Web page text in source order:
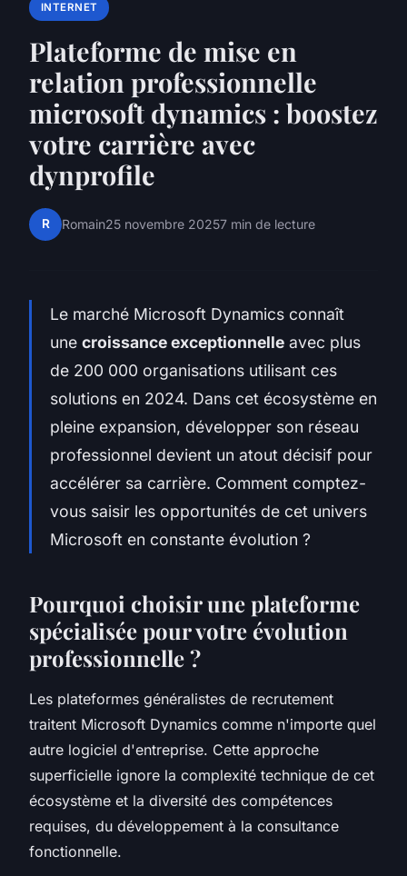
INTERNET
Plateforme de mise en
relation professionnelle
microsoft dynamics : boostez
votre carrière avec
dynprofile
R Romain25 novembre 20257 min de lecture
Le marché Microsoft Dynamics connaît
une croissance exceptionnelle avec plus
de 200 000 organisations utilisant ces
solutions en 2024. Dans cet écosystème en
pleine expansion, développer son réseau
professionnel devient un atout décisif pour
accélérer sa carrière. Comment comptez-
vous saisir les opportunités de cet univers
Microsoft en constante évolution ?
Pourquoi choisir une plateforme
spécialisée pour votre évolution
professionnelle ?
Les plateformes généralistes de recrutement
traitent Microsoft Dynamics comme n'importe quel
autre logiciel d'entreprise. Cette approche
superficielle ignore la complexité technique de cet
écosystème et la diversité des compétences
requises, du développement à la consultance
fonctionnelle.